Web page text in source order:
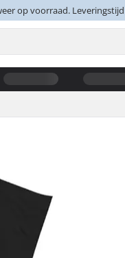
op voorraad.